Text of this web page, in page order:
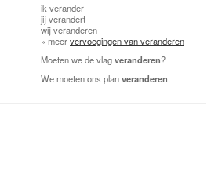
ik verander
jijverandert
wijveranderen
» meervervoegingen van veranderen
Moeten we de vlagveranderen?
We moeten ons planveranderen